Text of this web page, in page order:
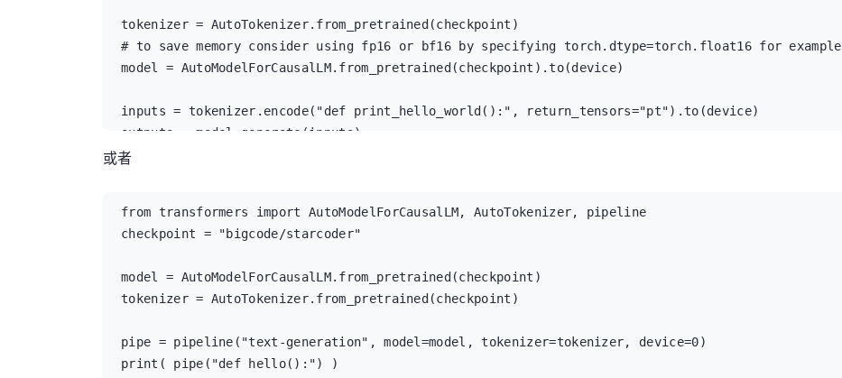
tokenizer = AutoTokenizer.from_pretrained(checkpoint)
# to save memory consider using fp16 or bf16 by specifying torch.dtype=torch.float16 for example
model = AutoModelForCausalLM.from_pretrained(checkpoint).to(device)
inputs = tokenizer.encode("def print_hello_world():", return_tensors="pt").to(device)
outputs = model.generate(inputs)
print(tokenizer.decode(outputs[0]))
或者
from transformers import AutoModelForCausalLM, AutoTokenizer, pipeline
checkpoint = "bigcode/starcoder"
model = AutoModelForCausalLM.from_pretrained(checkpoint)
tokenizer = AutoTokenizer.from_pretrained(checkpoint)
pipe = pipeline("text-generation", model=model, tokenizer=tokenizer, device=0)
print( pipe("def hello():") )